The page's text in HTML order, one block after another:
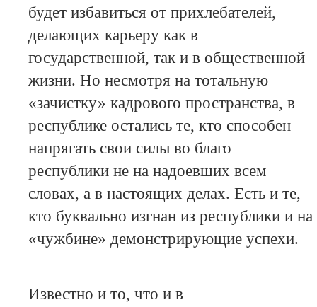
будет избавиться от прихлебателей,
делающих карьеру как в
государственной, так и в общественной
жизни. Но несмотря на тотальную
«зачистку» кадрового пространства, в
республике остались те, кто способен
напрягать свои силы во благо
республики не на надоевших всем
словах, а в настоящих делах. Есть и те,
кто буквально изгнан из республики и на
«чужбине» демонстрирующие успехи.
Известно и то, что и в